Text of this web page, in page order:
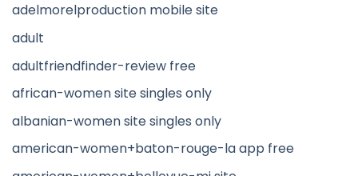
adelmorelproduction mobile site
adult
adultfriendfinder-review free
african-women site singles only
albanian-women site singles only
american-women+baton-rouge-la app free